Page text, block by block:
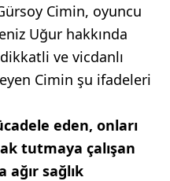
Cimin, oyuncu
Uğur hakkında
ve vicdanlı
Cimin şu ifadeleri
eden, onları
tutmaya çalışan
ağır sağlık